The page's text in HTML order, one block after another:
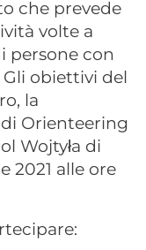
che prevede
volte a
persone con
obiettivi del
la
Orienteering
Wojtyła di
2021 alle ore